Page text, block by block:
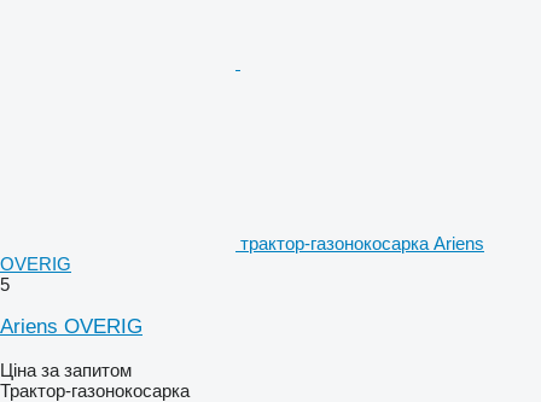
трактор-газонокосарка Ariens
OVERIG
5
Ariens OVERIG
Ціна за запитом
Трактор-газонокосарка